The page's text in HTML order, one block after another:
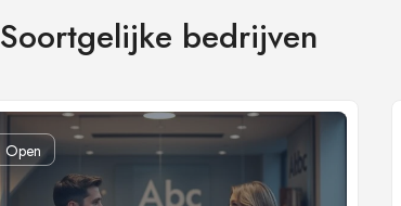
Soortgelijke bedrijven
Open